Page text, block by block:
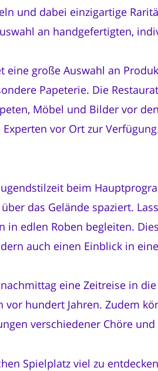
und dabei einzigartige
an handgefertigten,
große Auswahl an
Papeterie. Die
Möbel und Bilder vor
vor Ort zur
beim
das Gelände spaziert.
in edlen Roben begleiten.
auch einen Einblick in
eine Zeitreise in
hundert Jahren. Zudem
verschiedener Chöre
Spielplatz viel zu